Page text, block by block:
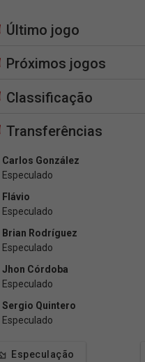
Último jogo
Próximos jogos
Classificação
Transferências
Carlos González
Especulado
Flávio
Especulado
Brian Rodríguez
Especulado
Jhon Córdoba
Especulado
Sergio Quintero
Especulado
Especulação